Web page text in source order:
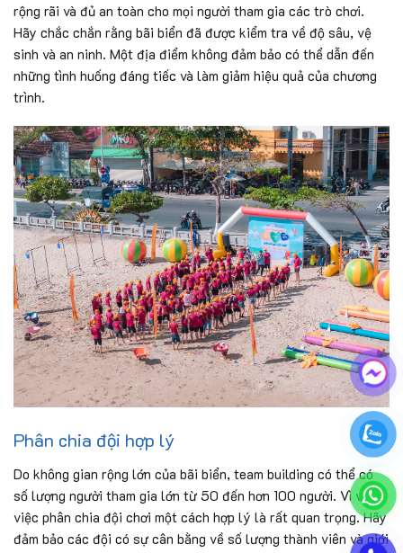
rộng rãi và đủ an toàn cho mọi người tham gia các trò chơi.
Hãy chắc chắn rằng bãi biển đã được kiểm tra về độ sâu, vệ
sinh và an ninh. Một địa điểm không đảm bảo có thể dẫn đến
những tình huống đáng tiếc và làm giảm hiệu quả của chương
trình.
Phân chia đội hợp lý
Do không gian rộng lớn của bãi biển, team building có thể có
số lượng người tham gia lớn từ 50 đến hơn 100 người. Vì vậy,
việc phân chia đội chơi một cách hợp lý là rất quan trọng. Hãy
đảm bảo các đội có sự cân bằng về số lượng thành viên và giới